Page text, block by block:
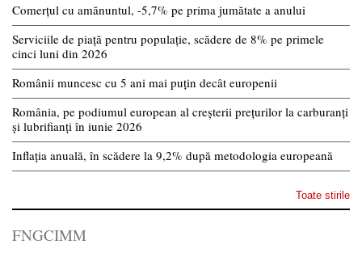
Comerțul cu amănuntul, -5,7% pe prima jumătate a anului
Serviciile de piață pentru populație, scădere de 8% pe primele
cinci luni din 2026
Românii muncesc cu 5 ani mai puțin decât europenii
România, pe podiumul european al creșterii prețurilor la carburanți
și lubrifianți în iunie 2026
Inflația anuală, în scădere la 9,2% după metodologia europeană
Toate stirile
FNGCIMM